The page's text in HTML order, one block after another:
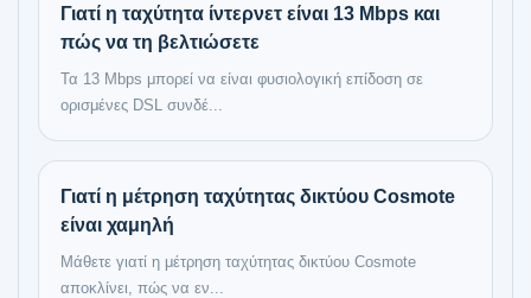
Γιατί η ταχύτητα ίντερνετ είναι 13 Mbps και
πώς να τη βελτιώσετε
Τα 13 Mbps μπορεί να είναι φυσιολογική επίδοση σε
ορισμένες DSL συνδέ...
Γιατί η μέτρηση ταχύτητας δικτύου Cosmote
είναι χαμηλή
Μάθετε γιατί η μέτρηση ταχύτητας δικτύου Cosmote
αποκλίνει, πώς να εν...